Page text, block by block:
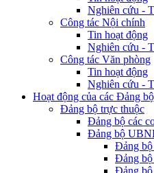
Nghiên cứu -
Công tác Nội chính
Tin hoạt động
Nghiên cứu -
Công tác Văn phòng
Tin hoạt động
Nghiên cứu -
Hoạt động của các Đảng
Đảng bộ trực thuộc
Đảng bộ các
Đảng bộ
Đảng bộ
Đảng
Đảng